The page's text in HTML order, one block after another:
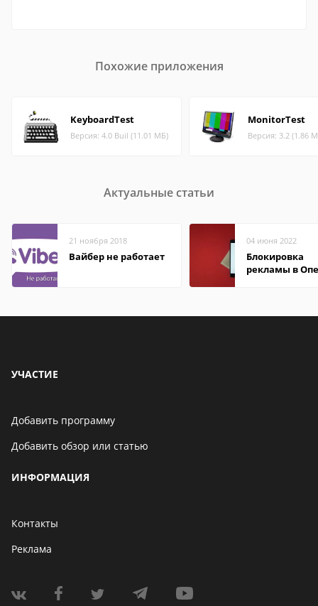
Похожие приложения
KeyboardTest
Версия: 4.0 Buil (11.01 МБ)
MonitorTest
Версия: 3.2 (1.86
Актуальные статьи
21 ноября 2018
Вайбер не работает
04 июня 2022
Блокировка
рекламы в
УЧАСТИЕ
Добавить программу
Добавить обзор или статью
ИНФОРМАЦИЯ
Контакты
Реклама